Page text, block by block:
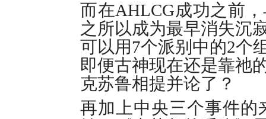
而在AHLCG成功之前
之所以成为最早消失沉
可以用7个派别中的2个
即便古神现在还是靠祂
克苏鲁相提并论了？
再加上中央三个事件的